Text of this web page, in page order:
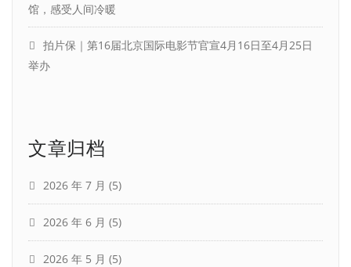
馆，感受人间冷暖
拍片保｜第16届北京国际电影节官宣4月16日至4月25日
举办
文章归档
2026 年 7 月 (5)
2026 年 6 月 (5)
2026 年 5 月 (5)